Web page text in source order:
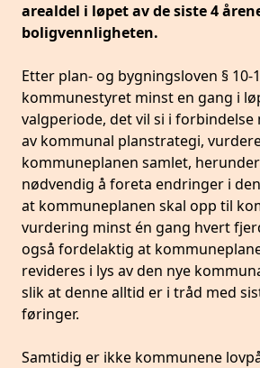
arealdel i løpet av de siste 4
boligvennligheten.
Etter plan- og bygningsloven § 10-
kommunestyret minst en gang i
valgperiode, det vil si i
av kommunal planstrategi,
kommuneplanen samlet,
nødvendig å foreta endringer i
at kommuneplanen skal opp til
vurdering minst én gang hvert
også fordelaktig at
revideres i lys av den nye
slik at denne alltid er i tråd med
føringer.
Samtidig er ikke kommunene